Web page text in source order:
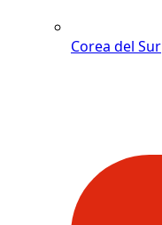
Corea del Sur